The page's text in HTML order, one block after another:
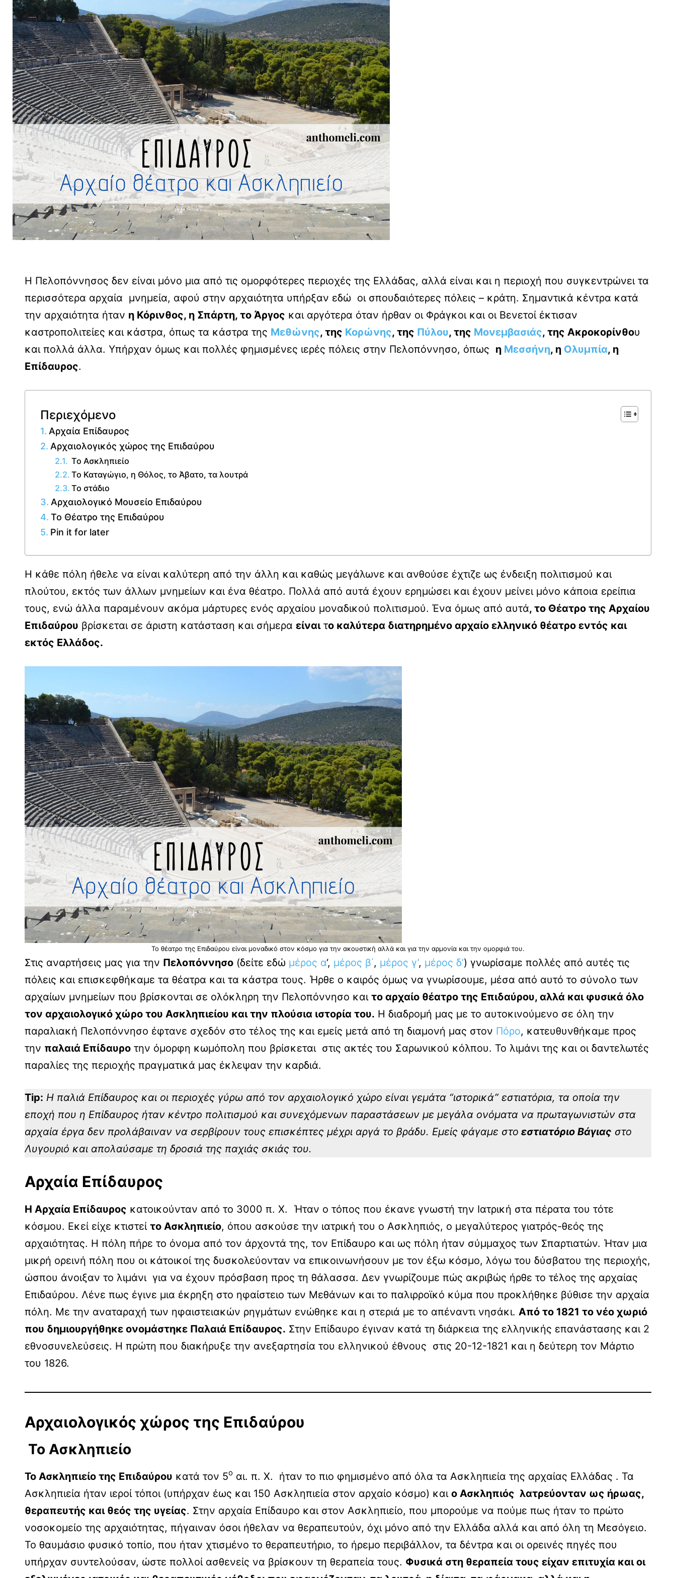
Η Πελοπόννησος δεν είναι μόνο μια από τις ομορφότερες περιοχές της Ελλάδας, αλλά είναι και η περιοχή που συγκεντρώνει τα
περισσότερα αρχαία μνημεία, αφού στην αρχαιότητα υπήρξαν εδώ οι σπουδαιότερες πόλεις – κράτη. Σημαντικά κέντρα κατά
την αρχαιότητα ήταν η Κόρινθος, η Σπάρτη, το Άργος και αργότερα όταν ήρθαν οι Φράγκοι και οι Βενετοί έκτισαν
καστροπολιτείες και κάστρα, όπως τα κάστρα της Μεθώνης, της Κορώνης, της Πύλου, της Μονεμβασιάς, της Ακροκορίνθου
και πολλά άλλα. Υπήρχαν όμως και πολλές φημισμένες ιερές πόλεις στην Πελοπόννησο, όπως η Μεσσήνη, η Ολυμπία, η
Επίδαυρος.
Περιεχόμενο
Αρχαία Επίδαυρος
Αρχαιολογικός χώρος της Επιδαύρου
Το Ασκληπιείο
Το Καταγώγιο, η Θόλος, το Άβατο, τα λουτρά
Το στάδιο
Αρχαιολογικό Μουσείο Επιδαύρου
Το Θέατρο της Επιδαύρου
Pin it for later
Η κάθε πόλη ήθελε να είναι καλύτερη από την άλλη και καθώς μεγάλωνε και ανθούσε έχτιζε ως ένδειξη πολιτισμού και
πλούτου, εκτός των άλλων μνημείων και ένα θέατρο. Πολλά από αυτά έχουν ερημώσει και έχουν μείνει μόνο κάποια ερείπια
τους, ενώ άλλα παραμένουν ακόμα μάρτυρες ενός αρχαίου μοναδικού πολιτισμού. Ένα όμως από αυτά, το Θέατρο της Αρχαίου
Επιδαύρου βρίσκεται σε άριστη κατάσταση και σήμερα είναιτο καλύτερα διατηρημένο αρχαίο ελληνικό θέατρο εντός και
εκτός Ελλάδος.
Το θέατρο της Επιδαύρου είναι μοναδικό στον κόσμο για την ακουστική αλλά και για την αρμονία και την ομορφιά του.
Στις αναρτήσεις μας για την Πελοπόννησο (δείτε εδώ μέρος α‘, μέρος β΄, μέρος γ’, μέρος δ’) γνωρίσαμε πολλές από αυτές τις
πόλεις και επισκεφθήκαμε τα θέατρα και τα κάστρα τους. Ήρθε ο καιρός όμως να γνωρίσουμε, μέσα από αυτό το σύνολο των
αρχαίων μνημείων που βρίσκονται σε ολόκληρη την Πελοπόννησο και το αρχαίο θέατρο της Επιδαύρου, αλλά και φυσικά όλο
τον αρχαιολογικό χώρο του Ασκληπιείου και την πλούσια ιστορία του. Η διαδρομή μας με το αυτοκινούμενο σε όλη την
παραλιακή Πελοπόννησο έφτανε σχεδόν στο τέλος της και εμείς μετά από τη διαμονή μας στον Πόρο, κατευθυνθήκαμε προς
την παλαιά Επίδαυρο την όμορφη κωμόπολη που βρίσκεται στις ακτές του Σαρωνικού κόλπου. Το λιμάνι της και οι δαντελωτές
παραλίες της περιοχής πραγματικά μας έκλεψαν την καρδιά.
Tip: H παλιά Επίδαυρος και οι περιοχές γύρω από τον αρχαιολογικό χώρο είναι γεμάτα “ιστορικά” εστιατόρια, τα οποία την
εποχή που η Επίδαυρος ήταν κέντρο πολιτισμού και συνεχόμενων παραστάσεων με μεγάλα ονόματα να πρωταγωνιστών στα
αρχαία έργα δεν προλάβαιναν να σερβίρουν τους επισκέπτες μέχρι αργά το βράδυ. Εμείς φάγαμε στο εστιατόριο Βάγιας στο
Λυγουριό και απολαύσαμε τη δροσιά της παχιάς σκιάς του.
Αρχαία Επίδαυρος
Η Αρχαία Επίδαυρος κατοικούνταν από το 3000 π. Χ. Ήταν ο τόπος που έκανε γνωστή την Ιατρική στα πέρατα του τότε
κόσμου. Εκεί είχε κτιστεί το Ασκληπιείο, όπου ασκούσε την ιατρική του ο Ασκληπιός, ο μεγαλύτερος γιατρός-θεός της
αρχαιότητας. Η πόλη πήρε το όνομα από τον άρχοντά της, τον Επίδαυρο και ως πόλη ήταν σύμμαχος των Σπαρτιατών. Ήταν μια
μικρή ορεινή πόλη που οι κάτοικοί της δυσκολεύονταν να επικοινωνήσουν με τον έξω κόσμο, λόγω του δύσβατου της περιοχής,
ώσπου άνοιξαν το λιμάνι για να έχουν πρόσβαση προς τη θάλασσα. Δεν γνωρίζουμε πώς ακριβώς ήρθε το τέλος της αρχαίας
Επιδαύρου. Λένε πως έγινε μια έκρηξη στο ηφαίστειο των Μεθάνων και το παλιρροϊκό κύμα που προκλήθηκε βύθισε την αρχαία
πόλη. Με την αναταραχή των ηφαιστειακών ρηγμάτων ενώθηκε και η στεριά με το απέναντι νησάκι. Από το 1821 το νέο χωριό
που δημιουργήθηκε ονομάστηκε Παλαιά Επίδαυρος. Στην Επίδαυρο έγιναν κατά τη διάρκεια της ελληνικής επανάστασης και 2
εθνοσυνελεύσεις. Η πρώτη που διακήρυξε την ανεξαρτησία του ελληνικού έθνους στις 20-12-1821 και η δεύτερη τον Μάρτιο
του 1826.
Αρχαιολογικός χώρος της Επιδαύρου
Το Ασκληπιείο
Το Ασκληπιείο της Επιδαύρου κατά τον 5ο αι. π. Χ. ήταν το πιο φημισμένο από όλα τα Ασκληπιεία της αρχαίας Ελλάδας . Τα
Ασκληπιεία ήταν ιεροί τόποι (υπήρχαν έως και 150 Ασκληπιεία στον αρχαίο κόσμο) και ο Ασκληπιός λατρεύονταν ως ήρωας,
θεραπευτής και θεός της υγείας. Στην αρχαία Επίδαυρο και στον Ασκληπιείο, που μπορούμε να πούμε πως ήταν το πρώτο
νοσοκομείο της αρχαιότητας, πήγαιναν όσοι ήθελαν να θεραπευτούν, όχι μόνο από την Ελλάδα αλλά και από όλη τη Μεσόγειο.
Το θαυμάσιο φυσικό τοπίο, που ήταν χτισμένο το θεραπευτήριο, το ήρεμο περιβάλλον, τα δέντρα και οι ορεινές πηγές που
υπήρχαν συντελούσαν, ώστε πολλοί ασθενείς να βρίσκουν τη θεραπεία τους. Φυσικά στη θεραπεία τους είχαν επιτυχία και οι